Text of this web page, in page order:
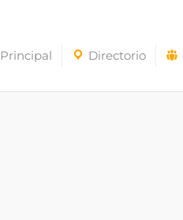
Principal Directorio